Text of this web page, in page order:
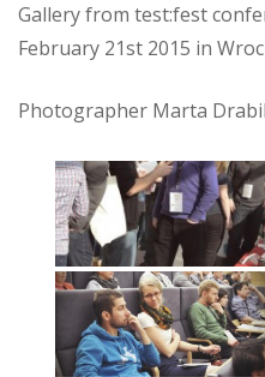
Gallery from test:fest
February 21st 2015 in
Photographer Marta